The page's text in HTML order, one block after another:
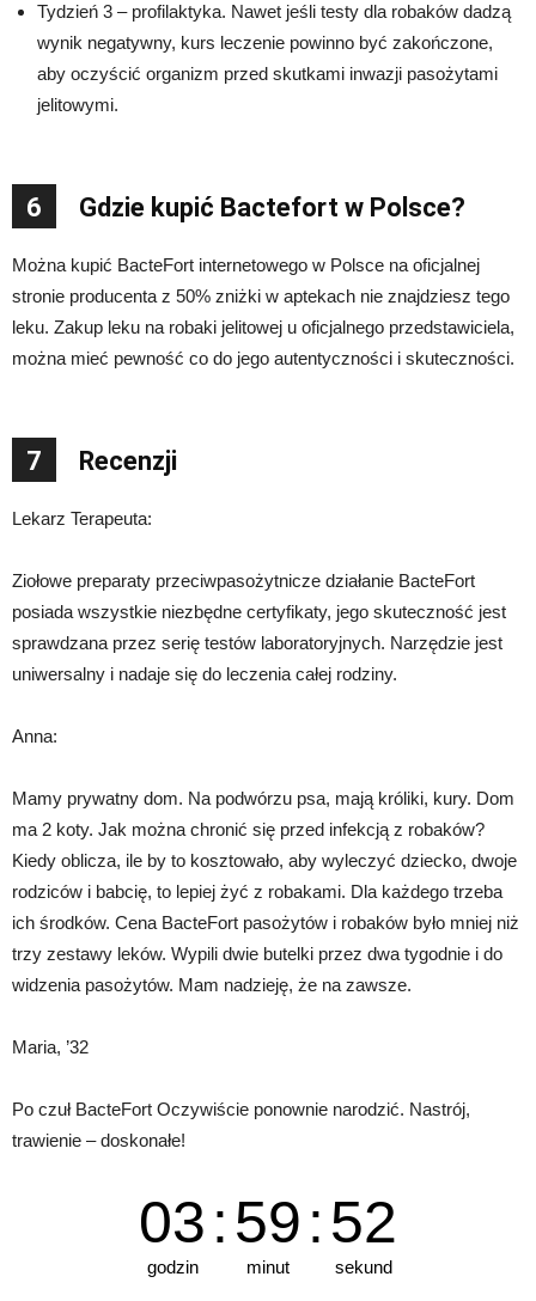
Tydzień 3 – profilaktyka. Nawet jeśli testy dla robaków dadzą
wynik negatywny, kurs leczenie powinno być zakończone,
aby oczyścić organizm przed skutkami inwazji pasożytami
jelitowymi.
6 Gdzie kupić Bactefort w Polsce?
Można kupić BacteFort internetowego w Polsce na oficjalnej
stronie producenta z 50% zniżki w aptekach nie znajdziesz tego
leku. Zakup leku na robaki jelitowej u oficjalnego przedstawiciela,
można mieć pewność co do jego autentyczności i skuteczności.
7 Recenzji
Lekarz Terapeuta:
Ziołowe preparaty przeciwpasożytnicze działanie BacteFort
posiada wszystkie niezbędne certyfikaty, jego skuteczność jest
sprawdzana przez serię testów laboratoryjnych. Narzędzie jest
uniwersalny i nadaje się do leczenia całej rodziny.
Anna:
Mamy prywatny dom. Na podwórzu psa, mają króliki, kury. Dom
ma 2 koty. Jak można chronić się przed infekcją z robaków?
Kiedy oblicza, ile by to kosztowało, aby wyleczyć dziecko, dwoje
rodziców i babcię, to lepiej żyć z robakami. Dla każdego trzeba
ich środków. Cena BacteFort pasożytów i robaków było mniej niż
trzy zestawy leków. Wypili dwie butelki przez dwa tygodnie i do
widzenia pasożytów. Mam nadzieję, że na zawsze.
Maria, ’32
Po czuł BacteFort Oczywiście ponownie narodzić. Nastrój,
trawienie – doskonałe!
03
godzin
:59
minut
:52
sekund